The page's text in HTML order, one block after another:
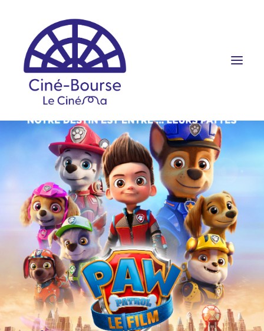
FILMS ET HORAIRES
ÉVÉNEMENTS
SCOLAIRES
PRATIQUE
RÉSERVATION
PROGRAMME